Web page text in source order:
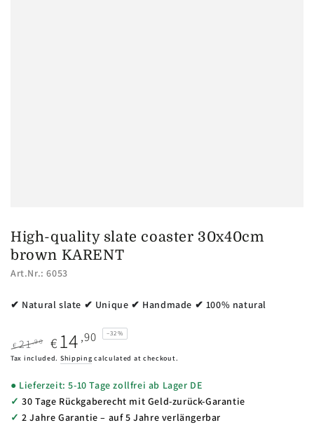
High-quality slate coaster 30x40cm
brown KARENT
Art.Nr.: 6053
✔ Natural slate ✔ Unique ✔ Handmade ✔ 100% natural
Regular
€ 21,90
Sale
€14 ,90 –32%
Tax included. Shipping calculated at checkout.
● Lieferzeit: 5-10 Tage zollfrei ab Lager DE
✓ 30 Tage Rückgaberecht mit Geld-zurück-Garantie
✓ 2 Jahre Garantie – auf 5 Jahre verlängerbar